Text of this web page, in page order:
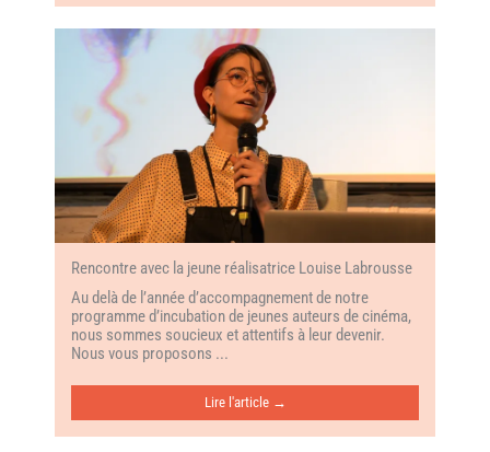
Rencontre avec la jeune réalisatrice Louise Labrousse
Au delà de l’année d’accompagnement de notre
programme d’incubation de jeunes auteurs de cinéma,
nous sommes soucieux et attentifs à leur devenir.
Nous vous proposons ...
Lire l'article →